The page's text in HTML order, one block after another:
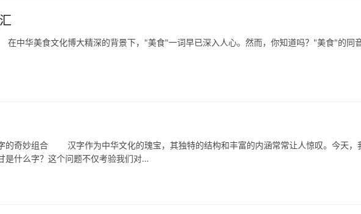
美食文化博大精深的背景下，"美食"一词早已深入人心。然而，你知道吗？"美食"的同
奇妙组合 汉字作为中华文化的瑰宝，其独特的结构和丰富的内涵常常让人惊叹。今天，
是什么字？这个问题不仅考验我们对…